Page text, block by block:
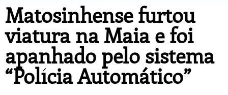
Matosinhense furtou
viatura na Maia e foi
apanhado pelo sistema
“Polícia Automático”